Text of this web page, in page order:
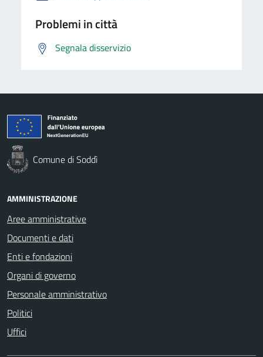
Problemi in città
Segnala disservizio
Comune di Soddì
AMMINISTRAZIONE
Aree amministrative
Documenti e dati
Enti e fondazioni
Organi di governo
Personale amministrativo
Politici
Uffici